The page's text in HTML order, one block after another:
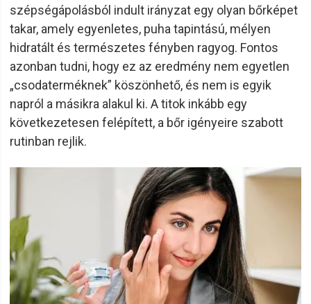
szépségápolásból indult irányzat egy olyan bőrképet
takar, amely egyenletes, puha tapintású, mélyen
hidratált és természetes fényben ragyog. Fontos
azonban tudni, hogy ez az eredmény nem egyetlen
„csodaterméknek” köszönhető, és nem is egyik
napról a másikra alakul ki. A titok inkább egy
következetesen felépített, a bőr igényeire szabott
rutinban rejlik.